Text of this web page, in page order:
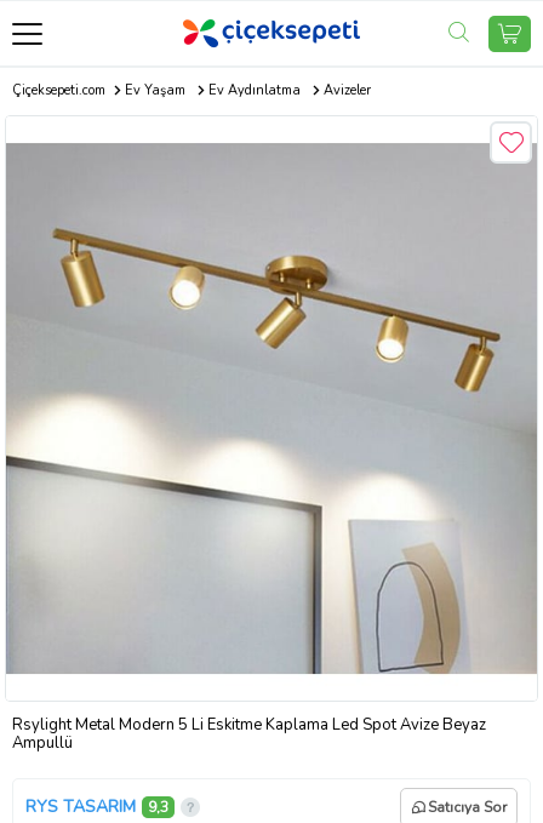
Çiçeksepeti.com Ev Yaşam Ev Aydınlatma Avizeler
Rsylight Metal Modern 5 Li Eskitme Kaplama Led Spot Avize Beyaz
Ampullü
RYS TASARIM 9,3 Satıcıya Sor